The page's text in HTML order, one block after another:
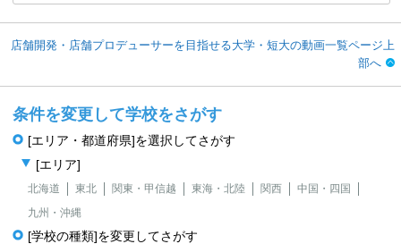
店舗開発・店舗プロデューサーを目指せる大学・短大の動画一覧ページ上
部へ
条件を変更して学校をさがす
[エリア・都道府県]を選択してさがす
[エリア]
北海道 東北 関東・甲信越 東海・北陸 関西
中国・四国
九州・沖縄
[学校の種類]を変更してさがす